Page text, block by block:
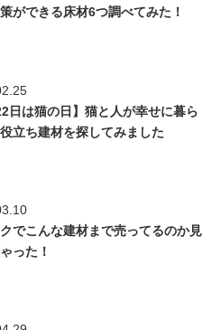
ができる床材6つ調べてみた！
日は猫の日】猫と人が幸せに暮ら
立ち建材を探してみました
でこんな建材まで売ってるのか見
った！